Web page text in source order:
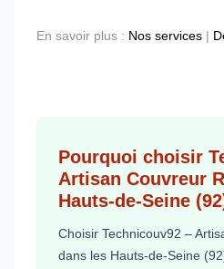
En savoir plus : Nos services |
Pourquoi choisir
Artisan Couvreur
Hauts-de-Seine
Choisir Technicouv92 –
dans les Hauts-de-Seine